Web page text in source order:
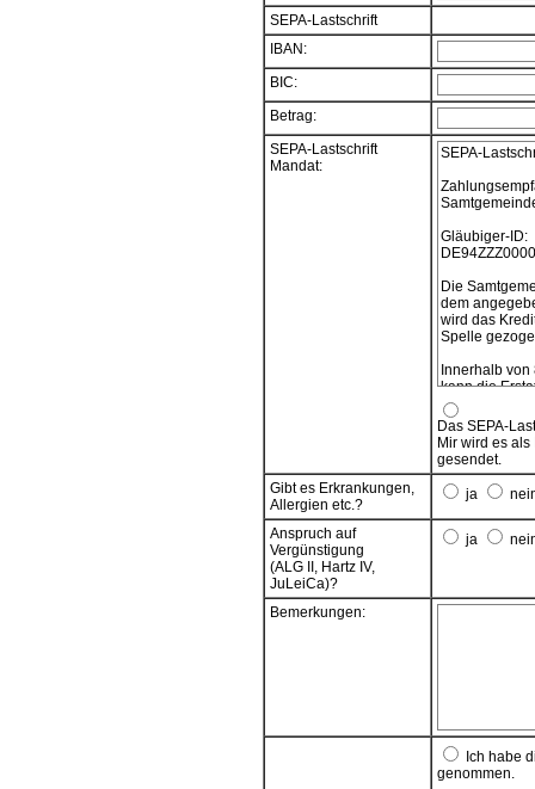
SEPA-Lastschrift
IBAN:
BIC:
Betrag:
SEPA-Lastschrift
Mandat:
SEPA-
Gläubiger-ID:
Die
dem
wird das
Spelle
Innerhalb
kann die
verlangt
vereinbarten
Das SEPA-
Anmeldung.
Wenn das
seitens des
Einlösung.
Das SEPA-
Mir wird es
gesendet.
Gibt es Erkrankungen,
Allergien etc.?
ja
Anspruch auf
Vergünstigung
(ALG II, Hartz IV,
JuLeiCa)?
ja
Bemerkungen:
Ich habe
genommen.